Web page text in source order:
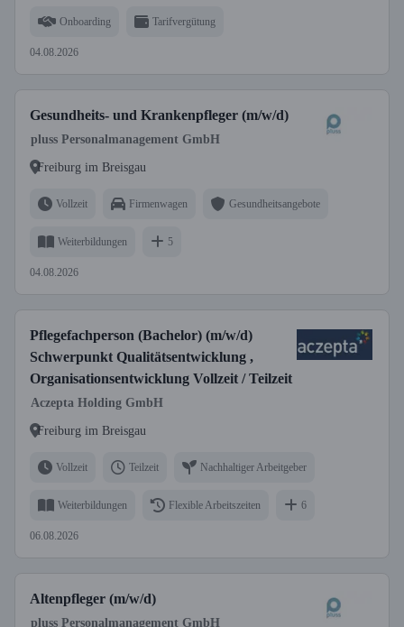
Onboarding Tarifvergütung
04.08.2026
Gesundheits- und Krankenpfleger (m/w/d)
pluss Personalmanagement GmbH
Freiburg im Breisgau
Vollzeit Firmenwagen Gesundheitsangebote
Weiterbildungen 5
04.08.2026
Pflegefachperson (Bachelor) (m/w/d)
Schwerpunkt Qualitätsentwicklung ,
Organisationsentwicklung Vollzeit / Teilzeit
Aczepta Holding GmbH
Freiburg im Breisgau
Vollzeit Teilzeit Nachhaltiger Arbeitgeber
Weiterbildungen Flexible Arbeitszeiten 6
06.08.2026
Altenpfleger (m/w/d)
pluss Personalmanagement GmbH